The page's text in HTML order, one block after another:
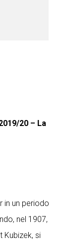
20 – La
in un periodo
nel 1907,
Kubizek, si